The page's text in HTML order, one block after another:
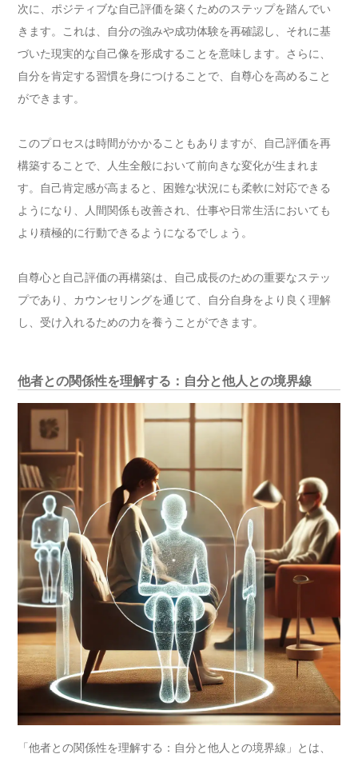
次に、ポジティブな自己評価を築くためのステップを踏んでい
きます。これは、自分の強みや成功体験を再確認し、それに基
づいた現実的な自己像を形成することを意味します。さらに、
自分を肯定する習慣を身につけることで、自尊心を高めること
ができます。
このプロセスは時間がかかることもありますが、自己評価を再
構築することで、人生全般において前向きな変化が生まれま
す。自己肯定感が高まると、困難な状況にも柔軟に対応できる
ようになり、人間関係も改善され、仕事や日常生活においても
より積極的に行動できるようになるでしょう。
自尊心と自己評価の再構築は、自己成長のための重要なステッ
プであり、カウンセリングを通じて、自分自身をより良く理解
し、受け入れるための力を養うことができます。
他者との関係性を理解する：自分と他人との境界線
「他者との関係性を理解する：自分と他人との境界線」とは、